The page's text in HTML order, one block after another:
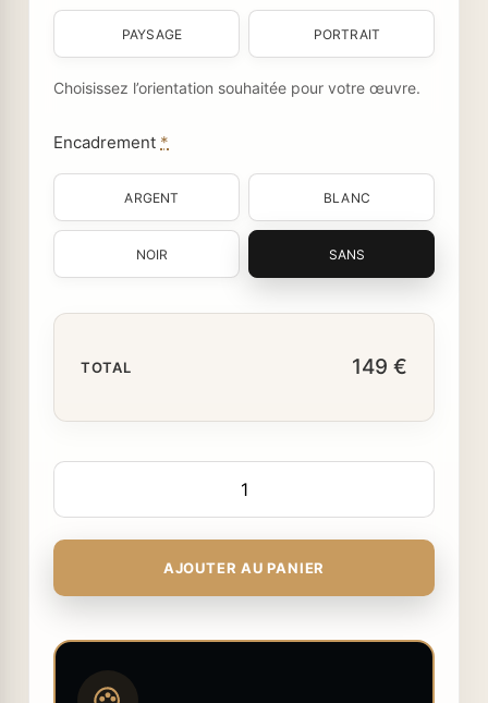
PAYSAGE PORTRAIT
Choisissez l’orientation souhaitée pour votre œuvre.
Encadrement *
ARGENT BLANC
NOIR SANS
TOTAL 149 €
AJOUTER AU PANIER